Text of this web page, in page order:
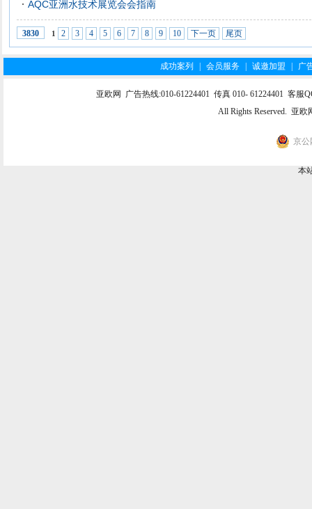
AQC亚洲水技术展览会会指南
3830 1 2 3 4 5 6 7 8 9 10 下一页 尾页
成功案列 会员服务 诚邀加盟 广
亚欧网 广告热线:010-61224401 传真 010- 61224401 客服
All Rights Reserved. 亚
京公
本